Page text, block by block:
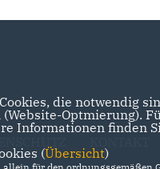
die notwendig
(Website-Optmierung).
Informationen finden
(Übersicht)